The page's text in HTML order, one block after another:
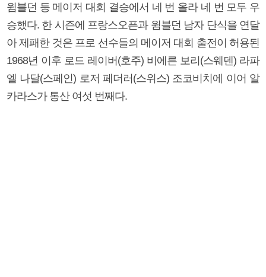
윔블던 등 메이저 대회 결승에서 네 번 올라 네 번 모두 우
승했다. 한 시즌에 프랑스오픈과 윔블던 남자 단식을 연달
아 제패한 것은 프로 선수들의 메이저 대회 출전이 허용된
1968년 이후 로드 레이버(호주) 비에른 보리(스웨덴) 라파
엘 나달(스페인) 로저 페더러(스위스) 조코비치에 이어 알
카라스가 통산 여섯 번째다.